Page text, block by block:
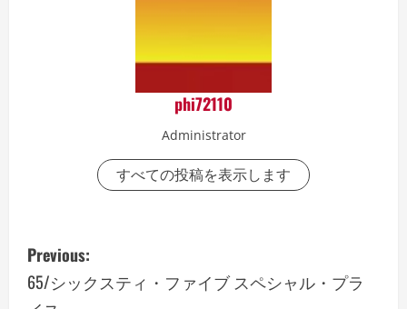
phi72110
Administrator
すべての投稿を表示します
P
o
Previous:
65/シックスティ・ファイブ スペシャル・プラ